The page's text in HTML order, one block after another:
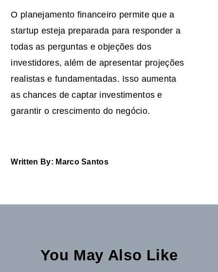
O planejamento financeiro permite que a
startup esteja preparada para responder a
todas as perguntas e objeções dos
investidores, além de apresentar projeções
realistas e fundamentadas. Isso aumenta
as chances de captar investimentos e
garantir o crescimento do negócio.
Written By: Marco Santos
You May Also Like